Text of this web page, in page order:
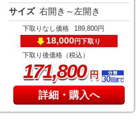
サイズ 右開き～左開き
下取りなし価格 189,800円
18,000円下取り
下取り後価格（税込）
171,800円
詳細・購入へ